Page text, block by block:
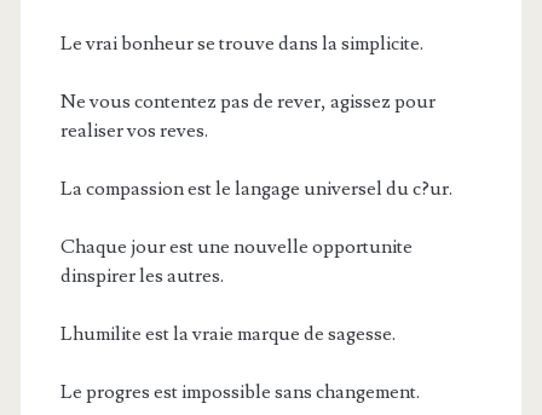
Le vrai bonheur se trouve dans la simplicite.
Ne vous contentez pas de rever, agissez pour
realiser vos reves.
La compassion est le langage universel du c?ur.
Chaque jour est une nouvelle opportunite
dinspirer les autres.
Lhumilite est la vraie marque de sagesse.
Le progres est impossible sans changement.